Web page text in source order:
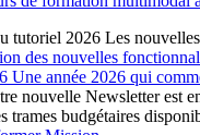
tutoriel 2026 Les
des nouvelles
Une année 2026 qui
nouvelle Newsletter est
trames budgétaires